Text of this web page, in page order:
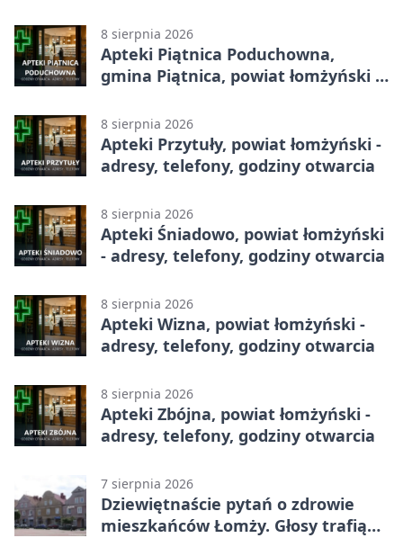
8 sierpnia 2026
Apteki Piątnica Poduchowna,
gmina Piątnica, powiat łomżyński -
8 sierpnia 2026
Apteki Przytuły, powiat łomżyński -
adresy, telefony, godziny otwarcia
8 sierpnia 2026
Apteki Śniadowo, powiat łomżyński
- adresy, telefony, godziny otwarcia
8 sierpnia 2026
Apteki Wizna, powiat łomżyński -
adresy, telefony, godziny otwarcia
8 sierpnia 2026
Apteki Zbójna, powiat łomżyński -
adresy, telefony, godziny otwarcia
7 sierpnia 2026
Dziewiętnaście pytań o zdrowie
mieszkańców Łomży. Głosy trafią